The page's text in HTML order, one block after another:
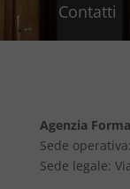
Contatti
Agenzia
Sede
Sede legale: